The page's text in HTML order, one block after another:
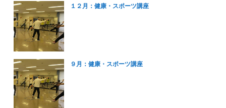
１２月：健康・スポーツ講座
９月：健康・スポーツ講座